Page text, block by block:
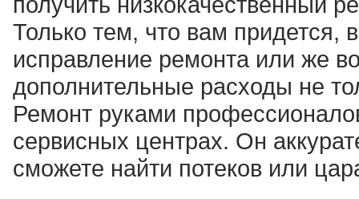
Только тем, что вам придется,
исправление ремонта или же
дополнительные расходы не
Ремонт руками
сервисных центрах. Он
сможете найти потеков или